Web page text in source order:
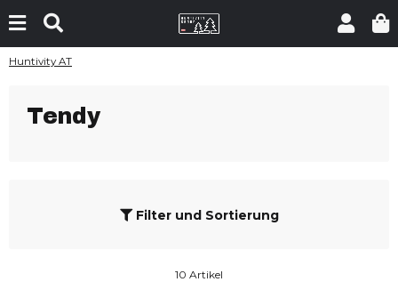
Huntivity AT
Tendy
Filter und Sortierung
10 Artikel